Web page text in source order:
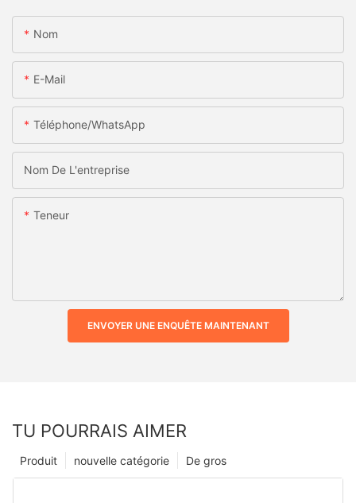
Nom
E-Mail
Téléphone/WhatsApp
Nom De L'entreprise
Teneur
ENVOYER UNE ENQUÊTE MAINTENANT
TU POURRAIS AIMER
De gros
nouvelle catégorie
Produit